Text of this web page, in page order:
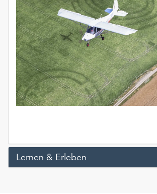
Lernen & Erleben